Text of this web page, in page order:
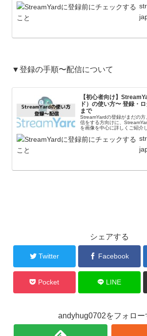
▼登録の手順〜配信について
【初心者向け】
ド）の使い方〜 登録・
まで
StreamYardの登録がまだの
信をする方向けに、
を画像を中心に詳しくご紹介
シェアする
Twitter Facebook
Pocket LINE
andyhug0702をフォロー